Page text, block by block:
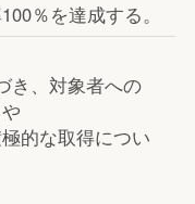
％を達成する。
き、対象者への
的な取得につい